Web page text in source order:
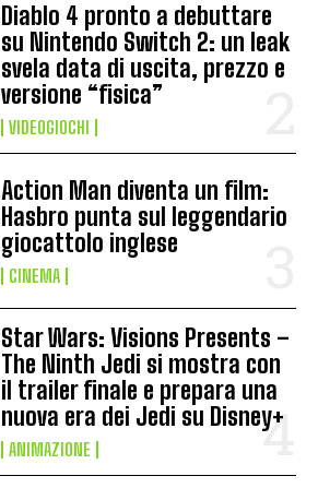
Diablo 4 pronto a debuttare
su Nintendo Switch 2: un leak
svela data di uscita, prezzo e
versione “fisica”
VIDEOGIOCHI
Action Man diventa un film:
Hasbro punta sul leggendario
giocattolo inglese
CINEMA
Star Wars: Visions Presents –
The Ninth Jedi si mostra con
il trailer finale e prepara una
nuova era dei Jedi su Disney+
ANIMAZIONE